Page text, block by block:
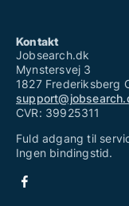
Kontakt
Jobsearch.dk
Mynstersvej 3
1827 Frederiksberg
CVR: 39925311
Fuld adgang til
Ingen bindingstid.